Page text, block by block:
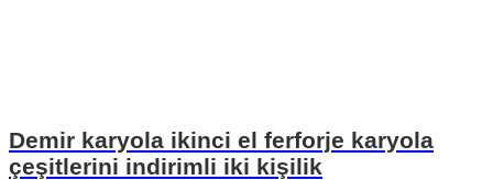
Demir karyola ikinci el ferforje karyola
çeşitlerini indirimli iki kişilik